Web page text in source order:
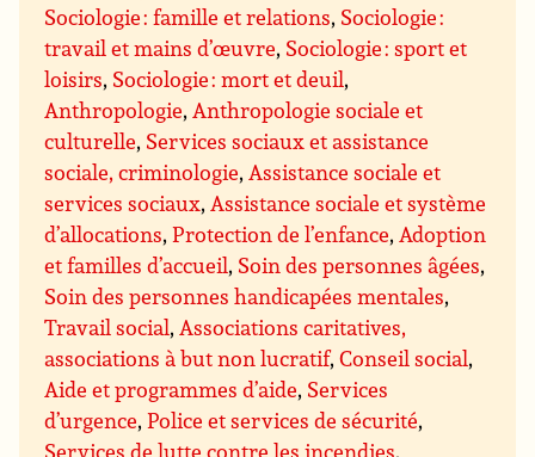
Sociologie : famille et relations, Sociologie :
travail et mains d’œuvre, Sociologie : sport et
loisirs, Sociologie : mort et deuil,
Anthropologie,Anthropologie sociale et
culturelle, Services sociaux et assistance
sociale, criminologie,Assistance sociale et
services sociaux,Assistance sociale et système
d’allocations,Protection de l’enfance,Adoption
et familles d’accueil, Soin des personnes âgées,
Soin des personnes handicapées mentales,
Travail social,Associations caritatives,
associations à but non lucratif,Conseil social,
Aide et programmes d’aide, Services
d’urgence,Police et services de sécurité,
Services de lutte contre les incendies,